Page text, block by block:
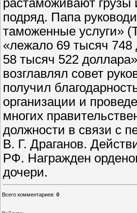
растаможивают
подряд. Папа
таможенные услуги»
«лежало 69 тысяч
58 тысяч 522
возглавлял совет
получил
организации и
многих
должности в связи с
В. Г. Драганов.
РФ. Награжден
дочери.
Всего комментариев: 0